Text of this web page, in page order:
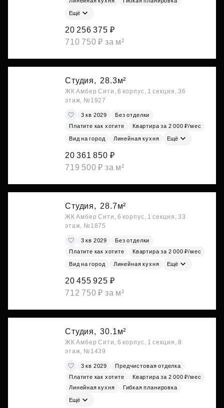
Ещё
20 256 375 ₽
710 750 ₽ за м²
Студия, 28.3м²
ЖК Амбер Сити, 6 корпус, 1 секция, 36
этаж, №1927
3 кв 2029
Без отделки
Платите как хотите
Квартира за 2 000 ₽/мес
Вид на город Линейная кухня Ещё
20 361 850 ₽
719 500 ₽ за м²
Студия, 28.7м²
ЖК Амбер Сити, 6 корпус, 1 секция, 33
этаж, №1875
3 кв 2029
Без отделки
Платите как хотите
Квартира за 2 000 ₽/мес
Вид на город Линейная кухня Ещё
20 455 925 ₽
712 750 ₽ за м²
Студия, 30.1м²
ЖК Амбер Сити, 6 корпус, 1 секция, 8
этаж, №1439
3 кв 2029
Предчистовая отделка
Платите как хотите
Квартира за 2 000 ₽/мес
Линейная кухня
Гибкая планировка
Ещё